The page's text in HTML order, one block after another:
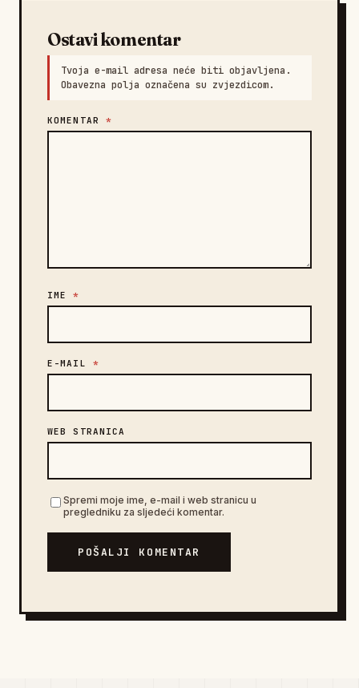
Ostavi komentar
Tvoja e-mail adresa neće biti objavljena.
Obavezna polja označena su zvjezdicom.
KOMENTAR *
IME*
E-MAIL *
WEB STRANICA
Spremi moje ime, e-mail i web stranicu u
pregledniku za sljedeći komentar.
POŠALJI KOMENTAR